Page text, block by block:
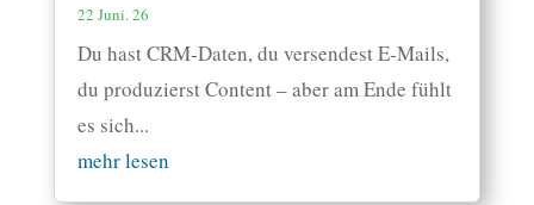
22 Juni. 26
Du hast CRM-Daten, du versendest E-Mails,
du produzierst Content – aber am Ende fühlt
es sich...
mehr lesen